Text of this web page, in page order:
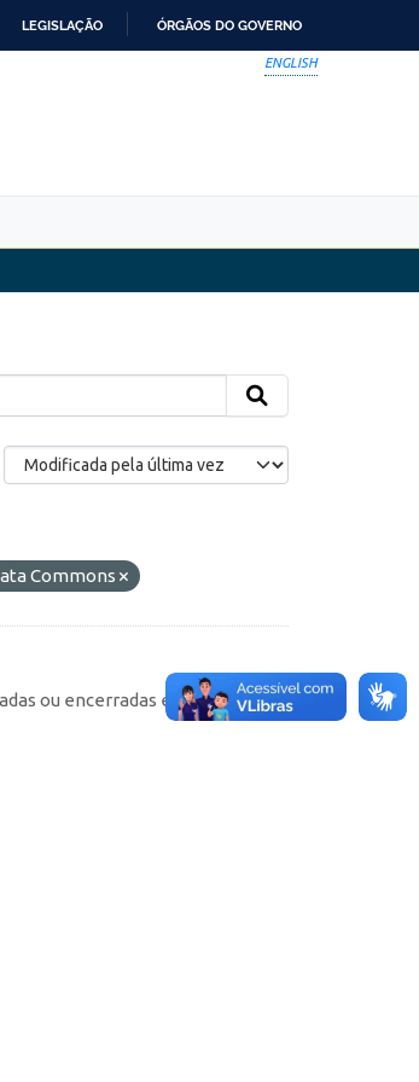
LEGISLAÇÃO ÓRGÃOS DO GOVERNO
ENGLISH
Commons
ou encerradas em cada